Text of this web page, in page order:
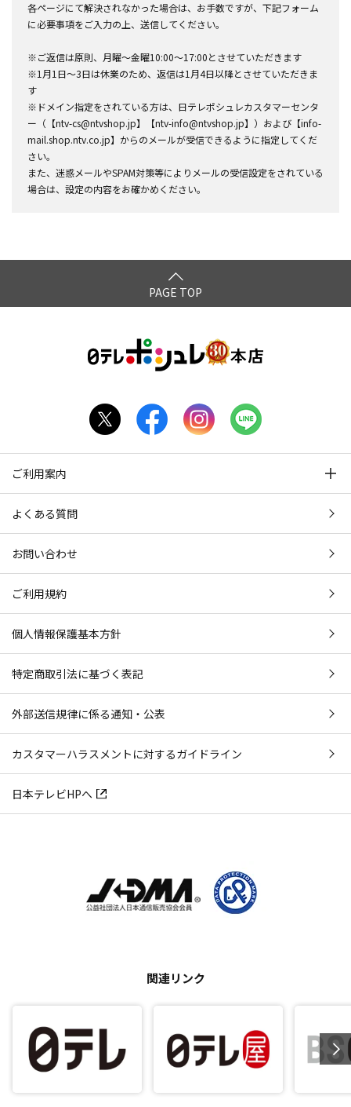
各ページにて解決されなかった場合は、お手数ですが、下記フォーム
に必要事項をご入力の上、送信してください。
※ご返信は原則、月曜～金曜10:00～17:00とさせていただきます
※1月1日～3日は休業のため、返信は1月4日以降とさせていただきま
す
※ドメイン指定をされている方は、日テレポシュレカスタマーセンタ
ー（【ntv-cs@ntvshop.jp】【ntv-info@ntvshop.jp】）および【info-
mail.shop.ntv.co.jp】からのメールが受信できるように指定してくだ
さい。
また、迷惑メールやSPAM対策等によりメールの受信設定をされている
場合は、設定の内容をお確かめください。
PAGE TOP
ご利用案内
よくある質問
お問い合わせ
ご利用規約
個人情報保護基本方針
特定商取引法に基づく表記
外部送信規律に係る通知・公表
カスタマーハラスメントに対するガイドライン
日本テレビHPへ
関連リンク